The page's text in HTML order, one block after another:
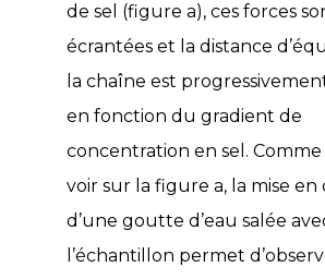
de sel (figure a), ces forces
écrantées et la distance
la chaîne est
en fonction du gradient de
concentration en sel.
voir sur la figure a, la mise en
d’une goutte d’eau salée
l’échantillon permet